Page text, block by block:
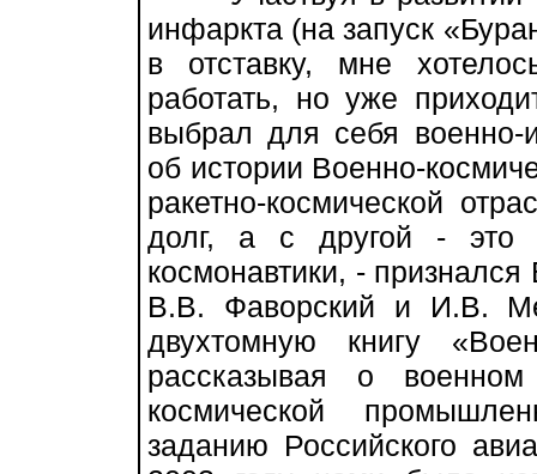
инфаркта (на запуск
в отставку, мне
работать, но уже
выбрал для себя военно-
об истории Военно-
ракетно-космической
долг, а с другой - это
космонавтики, -
В.В. Фаворский и И.В.
двухтомную книгу
рассказывая о
космической
заданию Российского